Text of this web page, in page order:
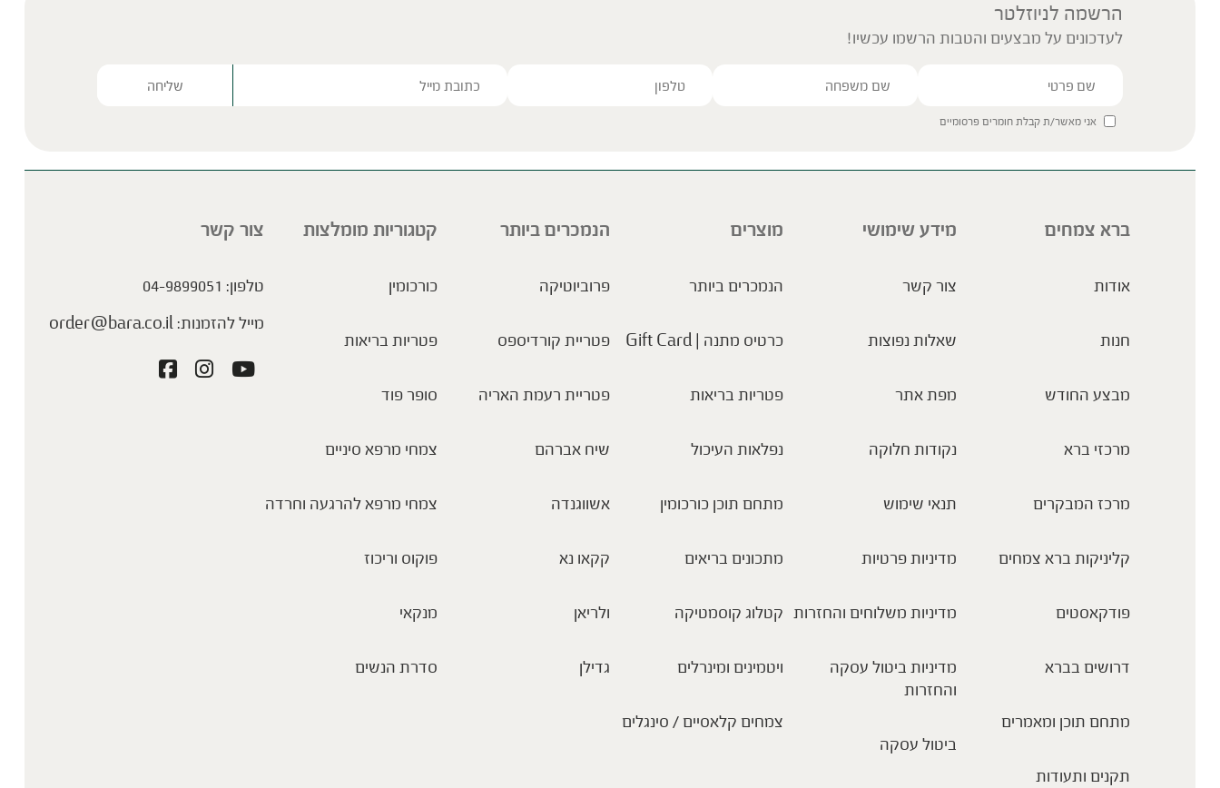
הרשמה לניוזלטר
לעדכונים על מבצעים והטבות הרשמו עכשיו!
אני מאשר/ת קבלת חומרים פרסומיים
ברא צמחים
אודות
חנות
מבצע החודש
מרכזי ברא
מרכז המבקרים
קליניקות ברא צמחים
פודקאסטים
דרושים בברא
מתחם תוכן ומאמרים
תקנים ותעודות
מידע שימושי
צור קשר
שאלות נפוצות
מפת אתר
נקודות חלוקה
תנאי שימוש
מדיניות פרטיות
מדיניות משלוחים והחזרות
מדיניות ביטול עסקה
והחזרות
ביטול עסקה
מוצרים
הנמכרים ביותר
כרטיס מתנה | Gift Card
פטריות בריאות
נפלאות העיכול
מתחם תוכן כורכומין
מתכונים בריאים
קטלוג קוסמטיקה
ויטמינים ומינרלים
צמחים קלאסיים / סינגלים
הנמכרים ביותר
פרוביוטיקה
פטריית קורדיספס
פטריית רעמת האריה
שיח אברהם
אשווגנדה
קקאו נא
ולריאן
גדילן
קטגוריות מומלצות
כורכומין
פטריות בריאות
סופר פוד
צמחי מרפא סיניים
צמחי מרפא להרגעה וחרדה
פוקוס וריכוז
מנקאי
סדרת הנשים
צור קשר
טלפון: 04-9899051
מייל להזמנות:order@bara.co.il